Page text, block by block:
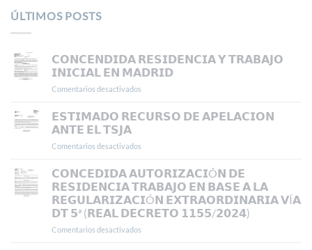
ÚLTIMOS POSTS
𝗖𝗢𝗡𝗖𝗘𝗡𝗗𝗜𝗗𝗔 𝗥𝗘𝗦𝗜𝗗𝗘𝗡𝗖𝗜𝗔 𝗬 𝗧𝗥𝗔𝗕𝗔𝗝𝗢
𝗜𝗡𝗜𝗖𝗜𝗔𝗟 𝗘𝗡 𝗠𝗔𝗗𝗥𝗜𝗗
Comentarios desactivados
𝗥𝗘𝗦𝗜𝗗𝗘𝗡𝗖𝗜𝗔
𝗠𝗔𝗗𝗥𝗜𝗗
𝗘𝗦𝗧𝗜𝗠𝗔𝗗𝗢 𝗥𝗘𝗖𝗨𝗥𝗦𝗢 𝗗𝗘 𝗔𝗣𝗘𝗟𝗔𝗖𝗜𝗢𝗡
𝗔𝗡𝗧𝗘 𝗘𝗟 𝗧𝗦𝗝𝗔
Comentarios desactivados
𝗥𝗘𝗖𝗨𝗥𝗦𝗢
𝗗𝗘
𝗔𝗣𝗘𝗟𝗔𝗖𝗜𝗢𝗡
𝗔𝗡𝗧𝗘
𝗘𝗟
𝗖𝗢𝗡𝗖𝗘𝗗𝗜𝗗𝗔 𝗔𝗨𝗧𝗢𝗥𝗜𝗭𝗔𝗖𝗜Ó𝗡 𝗗𝗘
𝗥𝗘𝗦𝗜𝗗𝗘𝗡𝗖𝗜𝗔 𝗧𝗥𝗔𝗕𝗔𝗝𝗢 𝗘𝗡 𝗕𝗔𝗦𝗘 𝗔 𝗟𝗔
𝗥𝗘𝗚𝗨𝗟𝗔𝗥𝗜𝗭𝗔𝗖𝗜Ó𝗡 𝗘𝗫𝗧𝗥𝗔𝗢𝗥𝗗𝗜𝗡𝗔𝗥𝗜𝗔 𝗩Í𝗔
𝗗𝗧 𝟱ª (𝗥𝗘𝗔𝗟 𝗗𝗘𝗖𝗥𝗘𝗧𝗢 𝟭𝟭𝟱𝟱/𝟮𝟬𝟮𝟰)
Comentarios desactivados